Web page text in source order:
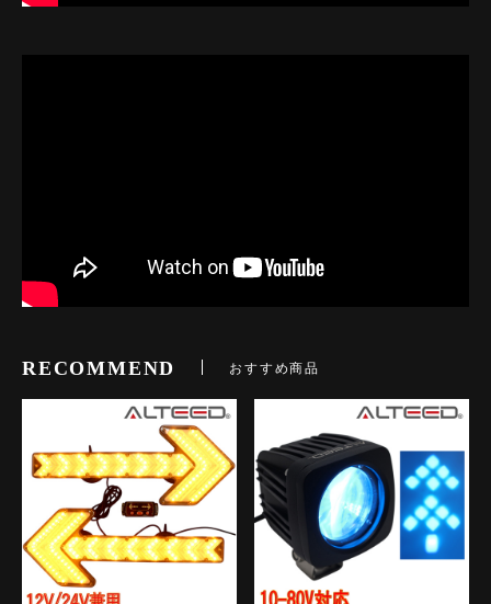
RECOMMEND おすすめ商品